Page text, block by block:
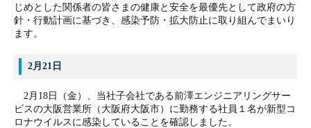
じめとした関係者の皆さまの健康と安全を最優先として政府の方
針・行動計画に基づき、感染予防・拡大防止に取り組んでまいり
ます。
2月21日
2月18日（金）、当社子会社である前澤エンジニアリングサー
ビスの大阪営業所（大阪府大阪市）に勤務する社員１名が新型コ
ロナウイルスに感染していることを確認しました。